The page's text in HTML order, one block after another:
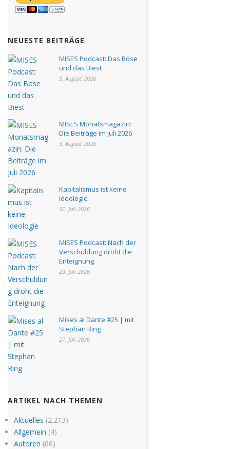
NEUESTE BEITRÄGE
MISES Podcast: Das Böse
und das Biest
5. August 2026
MISES Monatsmagazin:
Die Beiträge im Juli 2026
3. August 2026
Kapitalismus ist keine
Ideologie
31. Juli 2026
MISES Podcast: Nach der
Verschuldung droht die
Enteignung
29. Juli 2026
Mises al Dante #25 | mit
Stephan Ring
27. Juli 2026
ARTIKEL NACH THEMEN
Aktuelles (2.213)
Allgemein (4)
Autoren (66)